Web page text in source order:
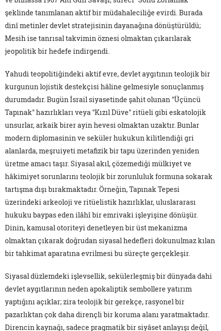
şeklinde tanımlanan aktif bir müdahaleciliğe evirdi. Burada
dinî metinler devlet stratejisinin dayanağına dönüştürüldü;
Mesih ise tanrısal takvimin öznesi olmaktan çıkarılarak
jeopolitik bir hedefe indirgendi.
Yahudi teopolitiğindeki aktif evre, devlet aygıtının teolojik bir
kurgunun lojistik destekçisi hâline gelmesiyle sonuçlanmış
durumdadır. Bugün İsrail siyasetinde şahit olunan "Üçüncü
Tapınak" hazırlıkları veya "Kızıl Düve" ritüeli gibi eskatolojik
unsurlar, arkaik birer ayin hevesi olmaktan uzaktır. Bunlar
modern diplomasinin ve seküler hukukun kilitlendiği gri
alanlarda, meşruiyeti metafizik bir tapu üzerinden yeniden
üretme amacı taşır. Siyasal akıl, çözemediği mülkiyet ve
hâkimiyet sorunlarını teolojik bir zorunluluk formuna sokarak
tartışma dışı bırakmaktadır. Örneğin, Tapınak Tepesi
üzerindeki arkeoloji ve ritüelistik hazırlıklar, uluslararası
hukuku baypas eden ilâhî bir emrivaki işleyişine dönüşür.
Dinin, kamusal otoriteyi denetleyen bir üst mekanizma
olmaktan çıkarak doğrudan siyasal hedefleri dokunulmaz kılan
bir tahkimat aparatına evrilmesi bu süreçte gerçekleşir.
Siyasal düzlemdeki işlevsellik, sekülerleşmiş bir dünyada dahi
devlet aygıtlarının neden apokaliptik sembollere yatırım
yaptığını açıklar; zira teolojik bir gerekçe, rasyonel bir
pazarlıktan çok daha dirençli bir koruma alanı yaratmaktadır.
Direncin kaynağı, sadece pragmatik bir siyâset anlayışı değil,